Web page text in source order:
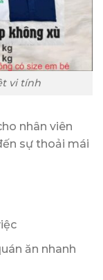
vi tính
nhân viên
sự thoải mái
ăn nhanh